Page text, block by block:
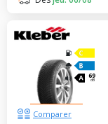
69
dB
Comparer